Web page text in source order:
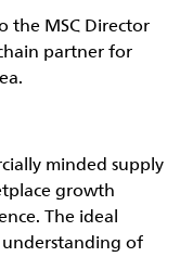
the MSC Director
partner for
minded supply
growth
The ideal
of